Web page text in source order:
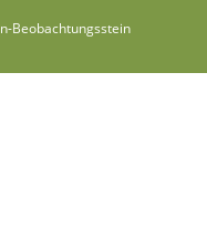
Beobachtungsstein